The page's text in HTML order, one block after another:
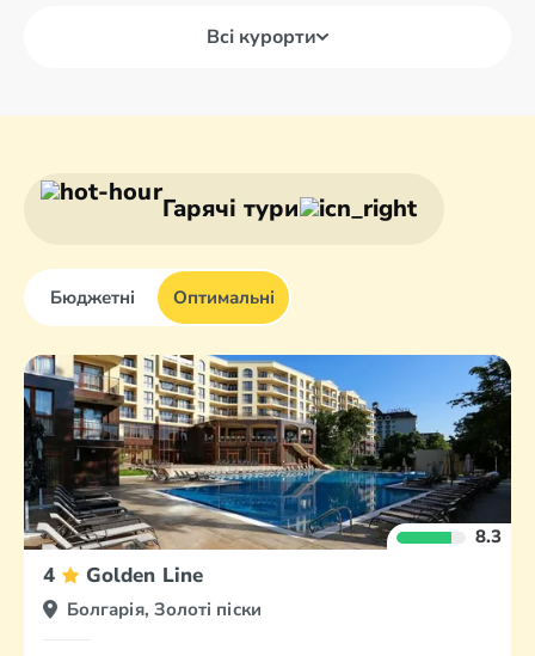
Всі курорти
Албена
Балчик
Бансько
Боровець
Гарячі тури
Бюджетні Оптимальні
8.3
4 Golden Line
Болгарія, Золоті піски